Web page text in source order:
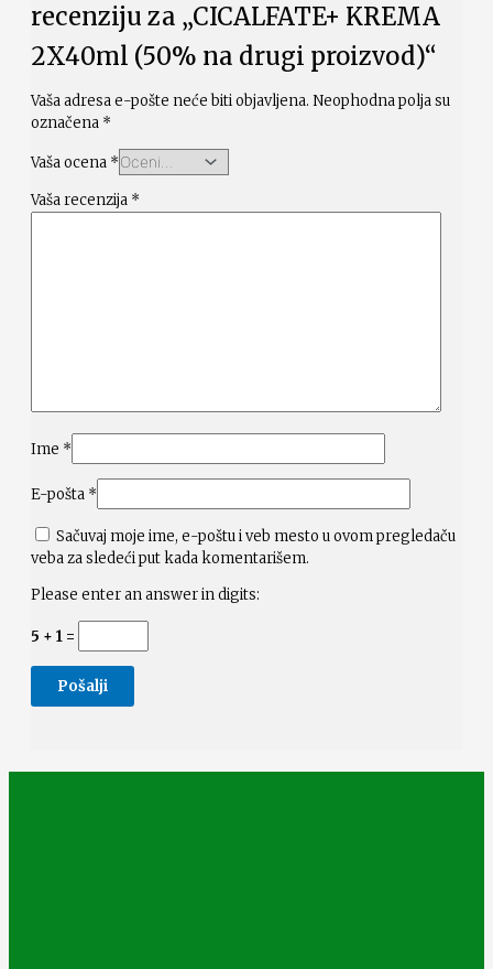
recenziju za „CICALFATE+ KREMA
2X40ml (50% na drugi proizvod)“
Vaša adresa e-pošte neće biti objavljena. Neophodna polja su
označena *
Vaša ocena *
Vaša recenzija *
Ime *
E-pošta *
Sačuvaj moje ime, e-poštu i veb mesto u ovom pregledaču
veba za sledeći put kada komentarišem.
Please enter an answer in digits:
5 + 1 =